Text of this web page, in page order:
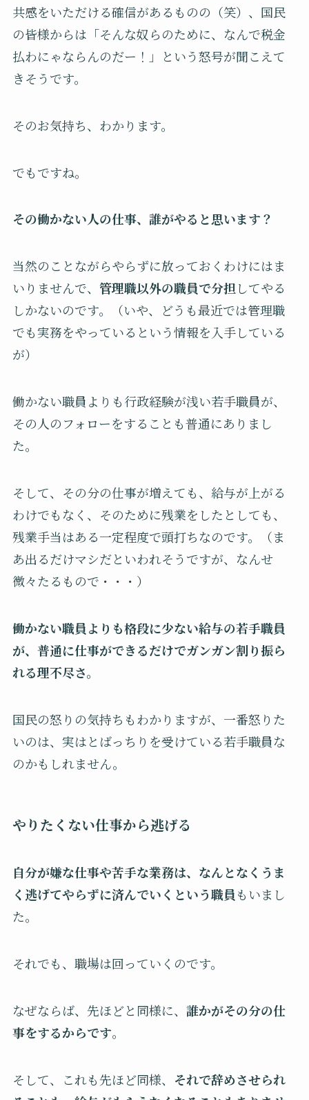
共感をいただける確信があるものの（笑）、国民
の皆様からは「そんな奴らのために、なんで税金
払わにゃならんのだー！」という怒号が聞こえて
きそうです。
そのお気持ち、わかります。
でもですね。
その働かない人の仕事、誰がやると思います？
当然のことながらやらずに放っておくわけにはま
いりませんで、 管理職以外の職員で分担してやる
しかないのです。（いや、どうも最近では管理職
でも実務をやっているという情報を入手している
が）
働かない職員よりも行政経験が浅い若手職員が、
その人のフォローをすることも普通にありまし
た。
そして、その分の仕事が増えても、給与が上がる
わけでもなく、そのために残業をしたとしても、
残業手当はある一定程度で頭打ちなのです。（ま
あ出るだけマシだといわれそうですが、なんせ
微々たるもので・・・）
働かない職員よりも格段に少ない給与の若手職員
が、普通に仕事ができるだけでガンガン割り振ら
れる理不尽さ。
国民の怒りの気持ちもわかりますが、一番怒りた
いのは、実はとばっちりを受けている若手職員な
のかもしれません。
やりたくない仕事から逃げる
自分が嫌な仕事や苦手な業務は、なんとなくうま
く逃げてやらずに済んでいくという職員もいまし
た。
それでも、職場は回っていくのです。
なぜならば、先ほどと同様に、 誰かがその分の仕
事をするからです。
そして、これも先ほど同様、 それで辞めさせられ